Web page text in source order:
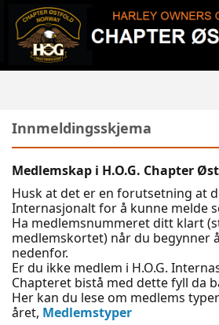
Innmeldingsskjema
Medlemskap i H.O.G. Chapter
Husk at det er en forutsetning at
Internasjonalt for å kunne melde
Ha medlemsnummeret ditt klart
medlemskortet) når du begynner
nedenfor.
Er du ikke medlem i H.O.G.
Chapteret bistå med dette fyll da
Her kan du lese om medlems
året, Medlemstyper